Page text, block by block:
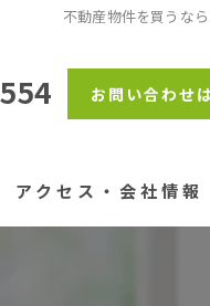
不動産物件を買うな
お問い合わせ
アクセス・会社情報